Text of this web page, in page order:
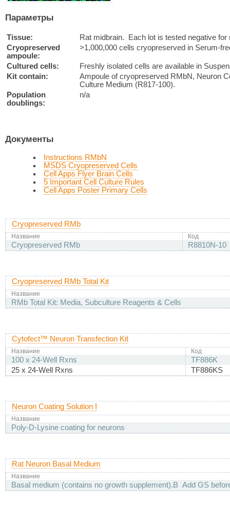
Параметры
Tissue:
Rat midbrain. Each lot is tested negative
Cryopreserved
ampoule:
>1,000,000 cells cryopreserved in Serum-
Cultured cells:
Freshly isolated cells are available in
Kit contain:
Ampoule of cryopreserved RMbN, Neuron
Culture Medium (R817-100).
Population
doublings:
n/a
Документы
Instructions RMbN
MSDS Cryopreserved Cells
Cell Apps Flyer Brain Cells
5 Important Cell Culture Rules
Cell Apps Poster Primary Cells
Cryopreserved RMb
Название Код
Cryopreserved RMb R8810N-10
Cryopreserved RMb Total Kit
Название
RMb Total Kit: Media, Subculture Reagents & Cells
Cytofect™ Neuron Transfection Kit
Название Код
100 x 24-Well Rxns
TF886K
25 x 24-Well Rxns
TF886KS
Neuron Coating Solution I
Название
Poly-D-Lysine coating for neurons
Rat Neuron Basal Medium
Название
Basal medium (contains no growth supplement).В Add GS